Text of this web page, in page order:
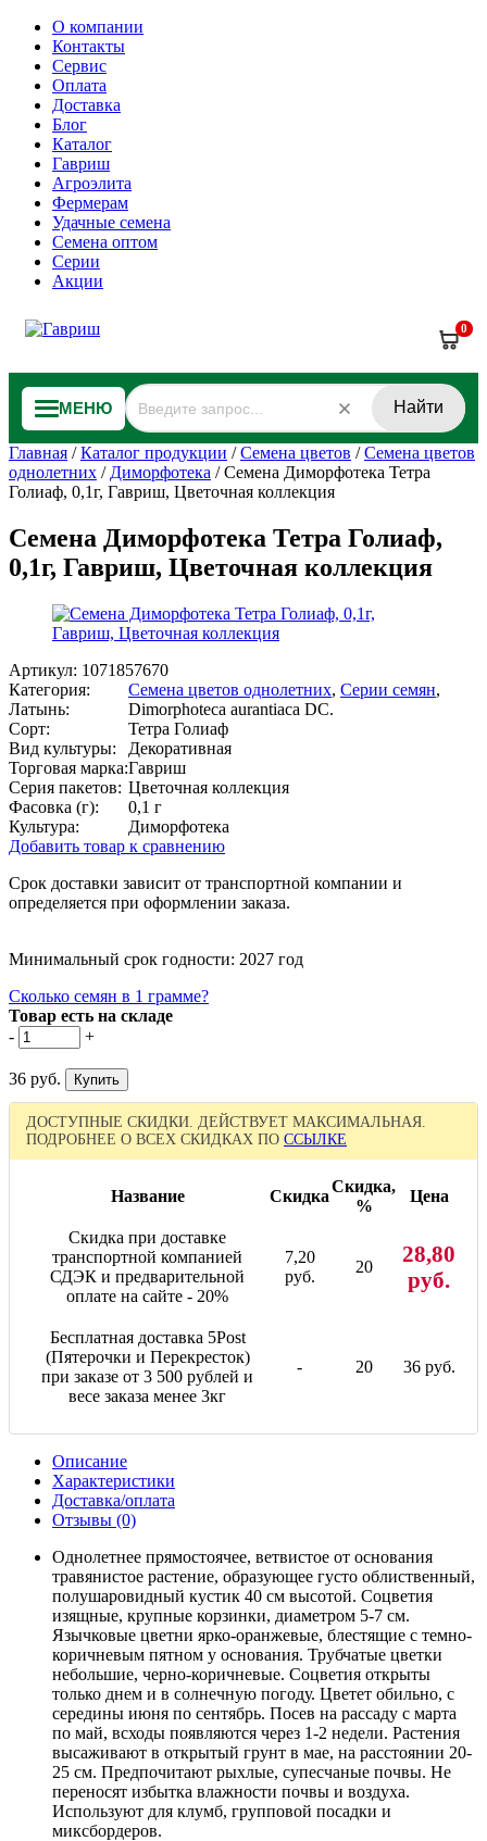
О компании
Контакты
Сервис
Оплата
Доставка
Блог
Каталог
Гавриш
Агроэлита
Фермерам
Удачные семена
Семена оптом
Серии
Акции
0
МЕНЮ Найти
Главная /Каталог продукции /Семена цветов /Семена цветов
однолетних / Диморфотека /Семена Диморфотека Тетра
Голиаф, 0,1г, Гавриш, Цветочная коллекция
Семена Диморфотека Тетра Голиаф,
0,1г, Гавриш, Цветочная коллекция
Артикул: 1071857670
Категория:
Семена цветов однолетних, Серии семян,
Латынь:
Dimorphoteca aurantiaca DC.
Сорт:
Тетра Голиаф
Вид культуры:
Декоративная
Торговая марка:Гавриш
Серия пакетов: Цветочная коллекция
Фасовка (г):
0,1 г
Культура:
Диморфотека
Добавить товар к сравнению
Срок доставки зависит от транспортной компании и
определяется при оформлении заказа.
Минимальный срок годности: 2027 год
Сколько семян в 1 грамме?
Товар есть на складе
-
+
36 руб.
ДОСТУПНЫЕ СКИДКИ. ДЕЙСТВУЕТ МАКСИМАЛЬНАЯ.
ПОДРОБНЕЕ О ВСЕХ СКИДКАХ ПО ССЫЛКЕ
Название Скидка
Скидка,
%
Цена
Скидка при доставке
транспортной компанией
СДЭК и предварительной
оплате на сайте - 20%
7,20
руб.
20
28,80
руб.
Бесплатная доставка 5Post
(Пятерочки и Перекресток)
при заказе от 3 500 рублей и
весе заказа менее 3кг
- 20 36 руб.
Описание
Характеристики
Доставка/оплата
Отзывы (0)
Однолетнее прямостоячее, ветвистое от основания
травянистое растение, образующее густо облиственный,
полушаровидный кустик 40 см высотой. Соцветия
изящные, крупные корзинки, диаметром 5-7 см.
Язычковые цветни ярко-оранжевые, блестящие с темно-
коричневым пятном у основания. Трубчатые цветки
небольшие, черно-коричневые. Соцветия открыты
только днем и в солнечную погоду. Цветет обильно, с
середины июня по сентябрь. Посев на рассаду с марта
по май, всходы появляются через 1-2 недели. Растения
высаживают в открытый грунт в мае, на расстоянии 20-
25 см. Предпочитают рыхлые, супесчаные почвы. Не
переносят избытка влажности почвы и воздуха.
Используют для клумб, групповой посадки и
миксбордеров.